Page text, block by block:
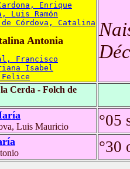
Enrique
Luis Ramón
de Córdova, Catalina
Antonia
Francisco
Isabel
Cerda - Folch de
Luis Mauricio °05
°30